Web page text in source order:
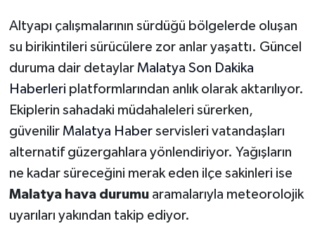
Altyapı çalışmalarının sürdüğü bölgelerde oluşan
su birikintileri sürücülere zor anlar yaşattı. Güncel
duruma dair detaylar Malatya Son Dakika
Haberleri platformlarından anlık olarak aktarılıyor.
Ekiplerin sahadaki müdahaleleri sürerken,
güvenilir Malatya Haberservisleri vatandaşları
alternatif güzergahlara yönlendiriyor. Yağışların
ne kadar süreceğini merak eden ilçe sakinleri ise
Malatya hava durumuaramalarıyla meteorolojik
uyarıları yakından takip ediyor.
Siyaset
Sokak Hayvanlarını Sahiplendirme
Sonsöz Özel
Spor
Vasıta
Yaşam